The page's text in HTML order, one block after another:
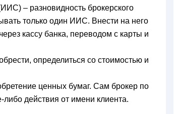
– разновидность брокерского
только один ИИС. Внести на него
кассу банка, переводом с карты и
определиться со стоимостью и
ценных бумаг. Сам брокер по
действия от имени клиента.